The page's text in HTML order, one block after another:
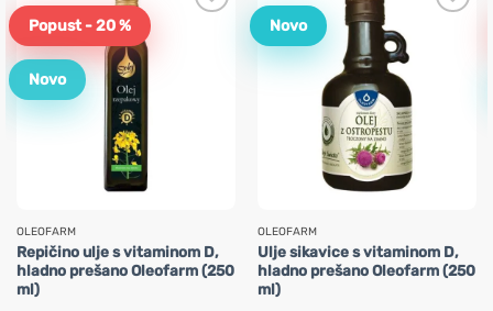
Popust - 20 %
Novo
OLEOFARM
Repičino ulje s vitaminom D,
hladno prešano Oleofarm (250
ml)
Novo
OLEOFARM
Ulje sikavice s vitaminom D,
hladno prešano Oleofarm (250
ml)